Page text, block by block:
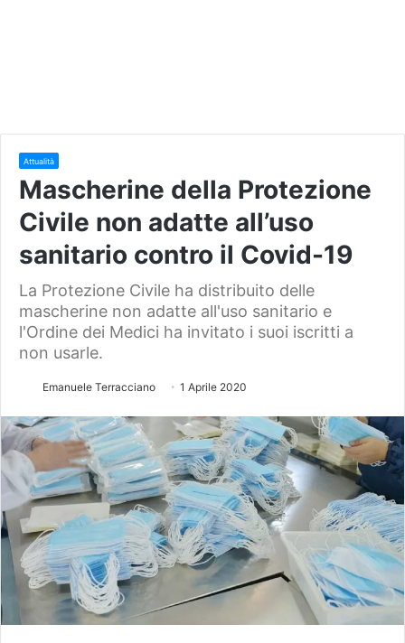
Attualità
Mascherine della Protezione
Civile non adatte all’uso
sanitario contro il Covid-19
La Protezione Civile ha distribuito delle
mascherine non adatte all'uso sanitario e
l'Ordine dei Medici ha invitato i suoi iscritti a
non usarle.
Emanuele Terracciano 1 Aprile 2020